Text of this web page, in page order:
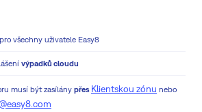
všechny uživatele Easy8
výpadků cloudu
musí být zasílány přes Klientskou zónu nebo